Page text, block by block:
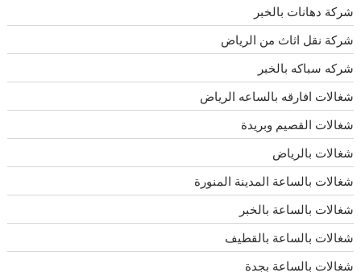
شركة دهانات بالخبر
شركة نقل اثاث من الرياض
شركه سباكه بالخبر
شغالات افارقه بالساعه الرياض
شغالات القصيم وبريدة
شغالات بالرياض
شغالات بالساعة المدينة المنورة
شغالات بالساعة بالخبر
شغالات بالساعة بالقطيف
شغالات بالساعة بجدة